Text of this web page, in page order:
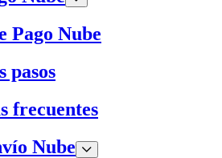
Pago Nube
pasos
frecuentes
Nube